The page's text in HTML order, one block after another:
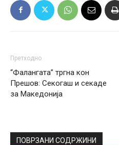
Претходно
“Фалангата” тргна кон
Прешов: Секогаш и секаде
за Македонија
ПОВРЗАНИ СОДРЖИНИ